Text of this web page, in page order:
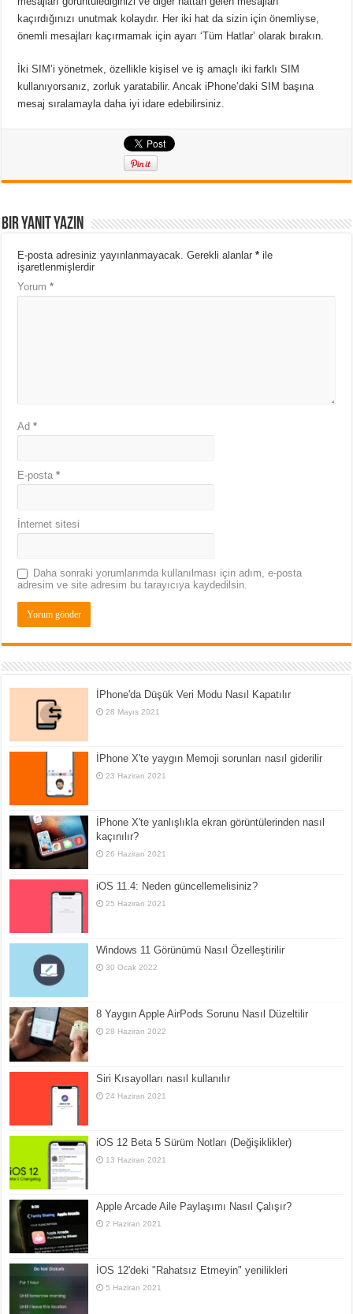
kaçırdığınızı unutmak kolaydır. Her iki hat da sizin için önemliyse,
önemli mesajları kaçırmamak için ayarı ‘Tüm Hatlar’ olarak bırakın.
İki SIM’i yönetmek, özellikle kişisel ve iş amaçlı iki farklı SIM
kullanıyorsanız, zorluk yaratabilir.Ancak iPhone’daki SIM başına
mesaj sıralamayla daha iyi idare edebilirsiniz.
Bir yanıt yazın
E-posta adresiniz yayınlanmayacak. Gerekli alanlar* ile
işaretlenmişlerdir
Yorum*
Ad*
E-posta*
İnternet sitesi
Daha sonraki yorumlarımda kullanılması için adım, e-posta
adresim ve site adresim bu tarayıcıya kaydedilsin.
İPhone'da Düşük Veri Modu Nasıl Kapatılır
28 Mayıs 2021
İPhone X'te yaygın Memoji sorunları nasıl giderilir
23 Haziran 2021
İPhone X'te yanlışlıkla ekran görüntülerinden nasıl
kaçınılır?
26 Haziran 2021
iOS 11.4: Neden güncellemelisiniz?
25 Haziran 2021
Windows 11 Görünümü Nasıl Özelleştirilir
30 Ocak 2022
8 Yaygın Apple AirPods Sorunu Nasıl Düzeltilir
28 Haziran 2022
Siri Kısayolları nasıl kullanılır
24 Haziran 2021
iOS 12 Beta 5 Sürüm Notları (Değişiklikler)
13 Haziran 2021
Apple Arcade Aile Paylaşımı Nasıl Çalışır?
2 Haziran 2021
İOS 12'deki "Rahatsız Etmeyin" yenilikleri
5 Haziran 2021